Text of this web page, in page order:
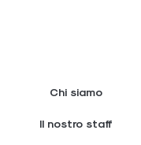
Chi siamo
Il nostro staff